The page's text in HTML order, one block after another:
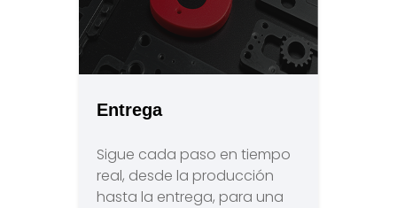
Entrega
Sigue cada paso en tiempo
real, desde la producción
hasta la entrega, para una